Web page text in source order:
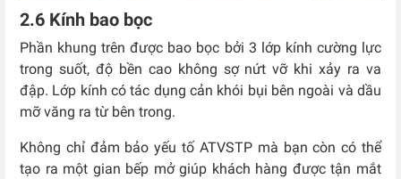
2.6 Kính bao bọc
Phần khung trên được bao bọc bởi 3 lớp kính cường lực
trong suốt, độ bền cao không sợ nứt vỡ khi xảy ra va
đập. Lớp kính có tác dụng cản khói bụi bên ngoài và dầu
mỡ văng ra từ bên trong.
Không chỉ đảm bảo yếu tố ATVSTP mà bạn còn có thể
tạo ra một gian bếp mở giúp khách hàng được tận mắt